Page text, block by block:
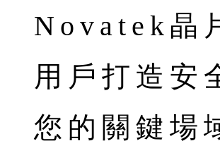
Novatek晶
用戶打造安
您的關鍵場